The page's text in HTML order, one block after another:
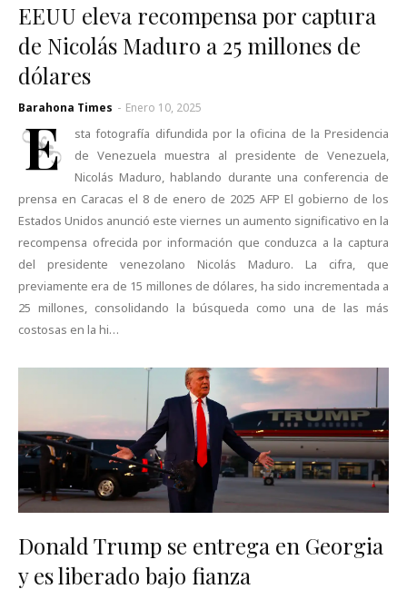
EEUU eleva recompensa por captura
de Nicolás Maduro a 25 millones de
dólares
Barahona Times - Enero 10, 2025
E
sta fotografía difundida por la oficina de la Presidencia
de Venezuela muestra al presidente de Venezuela,
Nicolás Maduro, hablando durante una conferencia de
prensa en Caracas el 8 de enero de 2025 AFP El gobierno de los
Estados Unidos anunció este viernes un aumento significativo en la
recompensa ofrecida por información que conduzca a la captura
del presidente venezolano Nicolás Maduro. La cifra, que
previamente era de 15 millones de dólares, ha sido incrementada a
25 millones, consolidando la búsqueda como una de las más
costosas en la hi…
Donald Trump se entrega en Georgia
y es liberado bajo fianza